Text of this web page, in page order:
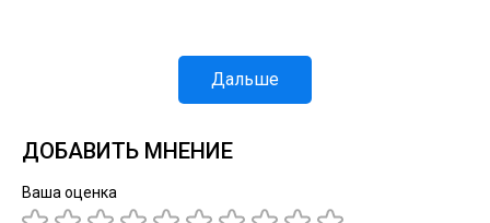
Дальше
ДОБАВИТЬ МНЕНИЕ
Ваша оценка